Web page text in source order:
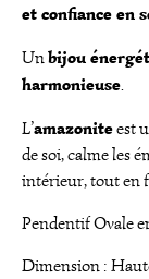
et confiance en
Unbijou
harmonieuse.
L’amazoniteest
de soi, calme les
intérieur, tout en
Pendentif Ovale
Dimension :